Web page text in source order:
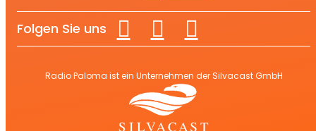
Folgen Sie uns
Radio Paloma ist ein Unternehmen der Silvacast GmbH